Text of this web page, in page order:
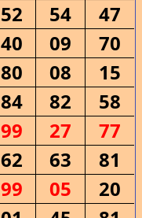
52 54
47
40 09
70
80 08
15
84 82
58
99 27
77
62 63
81
99 05
20